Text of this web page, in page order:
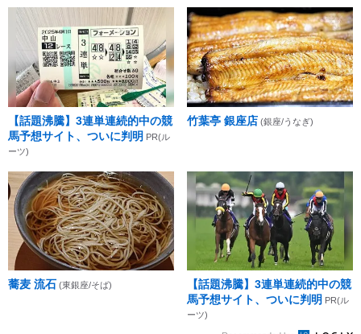
【話題沸騰】3連単連続的中の競
馬予想サイト、ついに判明 PR(ル
ーツ)
竹葉亭 銀座店 (銀座/うなぎ)
蕎麦 流石 (東銀座/そば)
【話題沸騰】3連単連続的中の競
馬予想サイト、ついに判明 PR(ル
ーツ)